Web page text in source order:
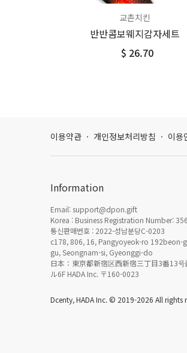
교촌치킨
반반콤보웨지감자세트
$ 26.70
이용약관 · 개인정보처리방침 · 이용
Information
Email: support@dpon.gift
Korea : Business Registration Number:
통신판매번호 : 2022-성남분당C-0203
c178, 806, 16, Pangyoyeok-ro 192beon-
gu, Seongnam-si, Gyeonggi-do
日本：東京都新宿区西新宿三丁目3番13
ル6F HADA Inc. 〒160-0023
Dcenty, HADA Inc. © 2019-2026 All rights